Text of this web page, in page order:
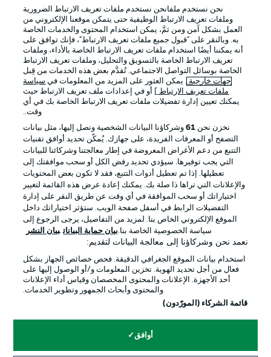
الإعلانات الإخطارات القانونية
شروط الاستخدام القنوات الناقلة
الوظائف جهة النشر
تواصل معنا اللاعبون
© 2026 Bundesliga-Gruppe GmbH
نحن نستخدم ملفانحن نستخدم ملفات تعريف الارتباط الضرورية
وملفات تعريف الارتباط الوظيفية حتى يتمكن موقعنا الإلكتروني من
العمل بشكل آمن ومن ثمَّ، يمكن استخدام المحتوى والخدمات الخاصة
به. وبالنقر على "قبول جميع ملفات تعريف الارتباط"، فإنك توافق على
أنه يمكننا أيضًا استخدام ملفات تعريف الارتباط الخاصة بالأداء، وملفات
تعريف الارتباط الخاصة بالتسويق والتحليل، وملفات تعريف الارتباط
الخاصة بوسائل التواصل الاجتماعي. تُقدَّم بعض هذه الخدمات من قِبل
جهات خارجية . يمكن العثور على المزيد من المعلومات في سياسة
ملفات تعريف الارتباط
] أو في إعدادات ملف تعريف الارتباط حيث
يمكنك تعيين إدارة تفضيلات ملفات تعريف الارتباط الخاصة بك في أي
وقت..
نخزن نحن 61وشركاؤنا البيانات الشخصية ونصل إليها، مثل بيانات
التصفح أو المعرفات الفريدة، على جهازك. يُمكّن تحديد أوافق تقنيات
التتبع من دعم الأغراض المعروضة في إطار معالجتنا وشركائنا للبيانات
التي يجب توفيرها. سيؤدي تحديد رفض الكل أو سحب موافقتك إلى
تعطيلها. إذا تم تعطيل أدوات التتبع، فقد لا تكون بعض المحتويات
والإعلانات التي تراها ذا صلة بك. يمكنك إعادة عرض هذه القائمة لتغيير
اختياراتك أو سحب الموافقة في أي وقت عن طريق النقر على إدارة
التفضيلات الرابط في أسفل صفحة الويب. ستؤثر اختياراتك داخل
الموقع الإلكتروني الخاص بنا. لمزيد من التفاصيل، يرجى الرجوع إلى
سياسة الخصوصية الخاصة بنا.بيان حماية البيانات بيان النشر
نعمد نحن وشركاؤنا إلى معالجة البيانات لتقديم:
استخدام بيانات الموقع الجغرافي الدقيقة. فحص خصائص الجهاز بشكل
فعال من أجل تحديد الهوية. تخزين المعلومات و/أو الوصول إليها على
أحد الأجهزة. الإعلانات والمحتوى المخصصان وقياس أداء الإعلانات
والمحتوى وأبحاث الجمهور وتطوير الخدمات.
قائمة الشركاء (المورّدون)
أوافق